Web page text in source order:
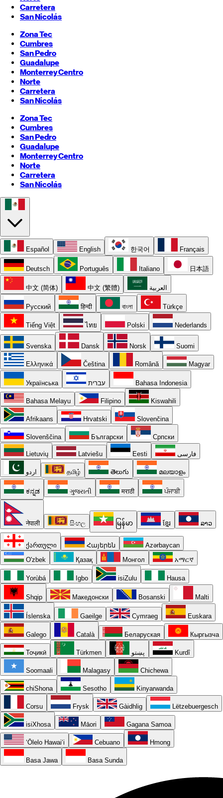
Carretera
San Nicolás
Zona Tec
Cumbres
San Pedro
Guadalupe
MonterreyCentro
Norte
Carretera
San Nicolás
Zona Tec
Cumbres
San Pedro
Guadalupe
MonterreyCentro
Norte
Carretera
San Nicolás
Español English 한국어 Français
Deutsch Português Italiano 日本語
中文 (简体) 中文 (繁體) العربية
Русский हिन्दी বাংলা Türkçe
Tiếng Việt ไทย Polski Nederlands
Svenska Dansk Norsk Suomi
Ελληνικά Čeština Română Magyar
Українська עברית Bahasa Indonesia
Bahasa Melayu Filipino Kiswahili
Afrikaans Hrvatski Slovenčina
Slovenščina Български Српски
Lietuvių Latviešu Eesti فارسی
اردو தமிழ் తెలుగు മലയാളം
ಕನ್ನಡ ગુજરાતી मराठी ਪੰਜਾਬੀ
नेपाली සිංහල မြန်မာ ខ្មែរ ລາວ
ქართული Հայերեն
Azərbaycan
O'zbek
Қазақ Монгол አማርኛ
Yorùbá Igbo isiZulu Hausa
Shqip Македонски Bosanski Malti
Íslenska Gaeilge Cymraeg Euskara
Galego Català Беларуская Кыргызча
Тоҷикӣ Türkmen پښتو Kurdî
Soomaali Malagasy Chichewa
chiShona Sesotho Kinyarwanda
Corsu Frysk Gàidhlig Lëtzebuergesch
isiXhosa Māori Gagana Samoa
ʻŌlelo Hawaiʻi Cebuano Hmong
Basa Jawa Basa Sunda